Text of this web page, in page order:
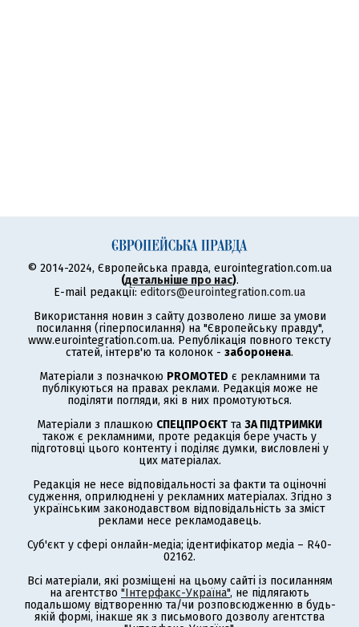
© 2014-2024, Європейська правда, eurointegration.com.ua
(детальніше про нас).
E-mail редакції: editors@eurointegration.com.ua
Використання новин з сайту дозволено лише за умови
посилання (гіперпосилання) на "Європейську правду",
www.eurointegration.com.ua. Републікація повного тексту
статей, інтерв'ю та колонок - заборонена.
Матеріали з позначкою PROMOTED є рекламними та
публікуються на правах реклами. Редакція може не
поділяти погляди, які в них промотуються.
Матеріали з плашкою СПЕЦПРОЄКТ та ЗА ПІДТРИМКИ
також є рекламними, проте редакція бере участь у
підготовці цього контенту і поділяє думки, висловлені у
цих матеріалах.
Редакція не несе відповідальності за факти та оціночні
судження, оприлюднені у рекламних матеріалах. Згідно з
українським законодавством відповідальність за зміст
реклами несе рекламодавець.
Суб'єкт у сфері онлайн-медіа; ідентифікатор медіа – R40-
02162.
Всі матеріали, які розміщені на цьому сайті із посиланням
на агентство "Інтерфакс-Україна", не підлягають
подальшому відтворенню та/чи розповсюдженню в будь-
якій формі, інакше як з письмового дозволу агентства